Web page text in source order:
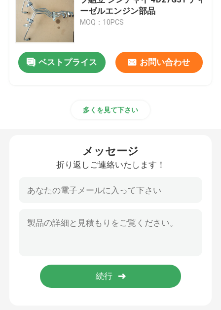
シリンダーヘッドとバルブシステムの組立
計時器列車の組立
フライホイール組成
冷却システム
ーゼルエンジン部品
MOQ：10PCS
ベストプライス お問い合わせ
多くを見て下さい
メッセージ
折り返しご連絡いたします！